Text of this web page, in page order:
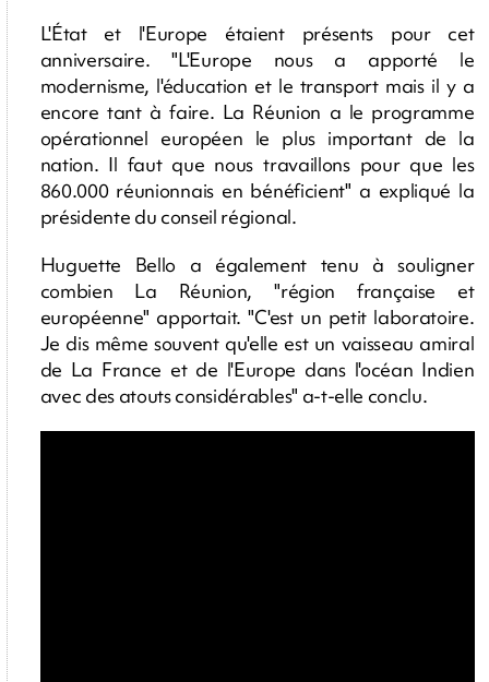
L'État et l'Europe étaient présents pour cet
anniversaire. "L'Europe nous a apporté le
modernisme, l'éducation et le transport mais il y a
encore tant à faire. La Réunion a le programme
opérationnel européen le plus important de la
nation. Il faut que nous travaillons pour que les
860.000 réunionnais en bénéficient" a expliqué la
présidente du conseil régional.
Huguette Bello a également tenu à souligner
combien La Réunion, "région française et
européenne" apportait. "C'est un petit laboratoire.
Je dis même souvent qu'elle est un vaisseau amiral
de La France et de l'Europe dans l'océan Indien
avec des atouts considérables" a-t-elle conclu.